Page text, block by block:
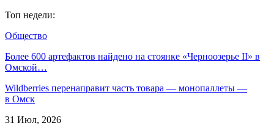
Топ недели:
Общество
Более 600 артефактов найдено на стоянке «Черноозерье II» в
Омской…
Wildberries перенаправит часть товара — монопаллеты —
в Омск
31 Июл, 2026